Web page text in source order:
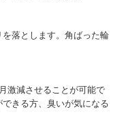
落とします。角ばった輪
激減させることが可能で
きる方、臭いが気になる